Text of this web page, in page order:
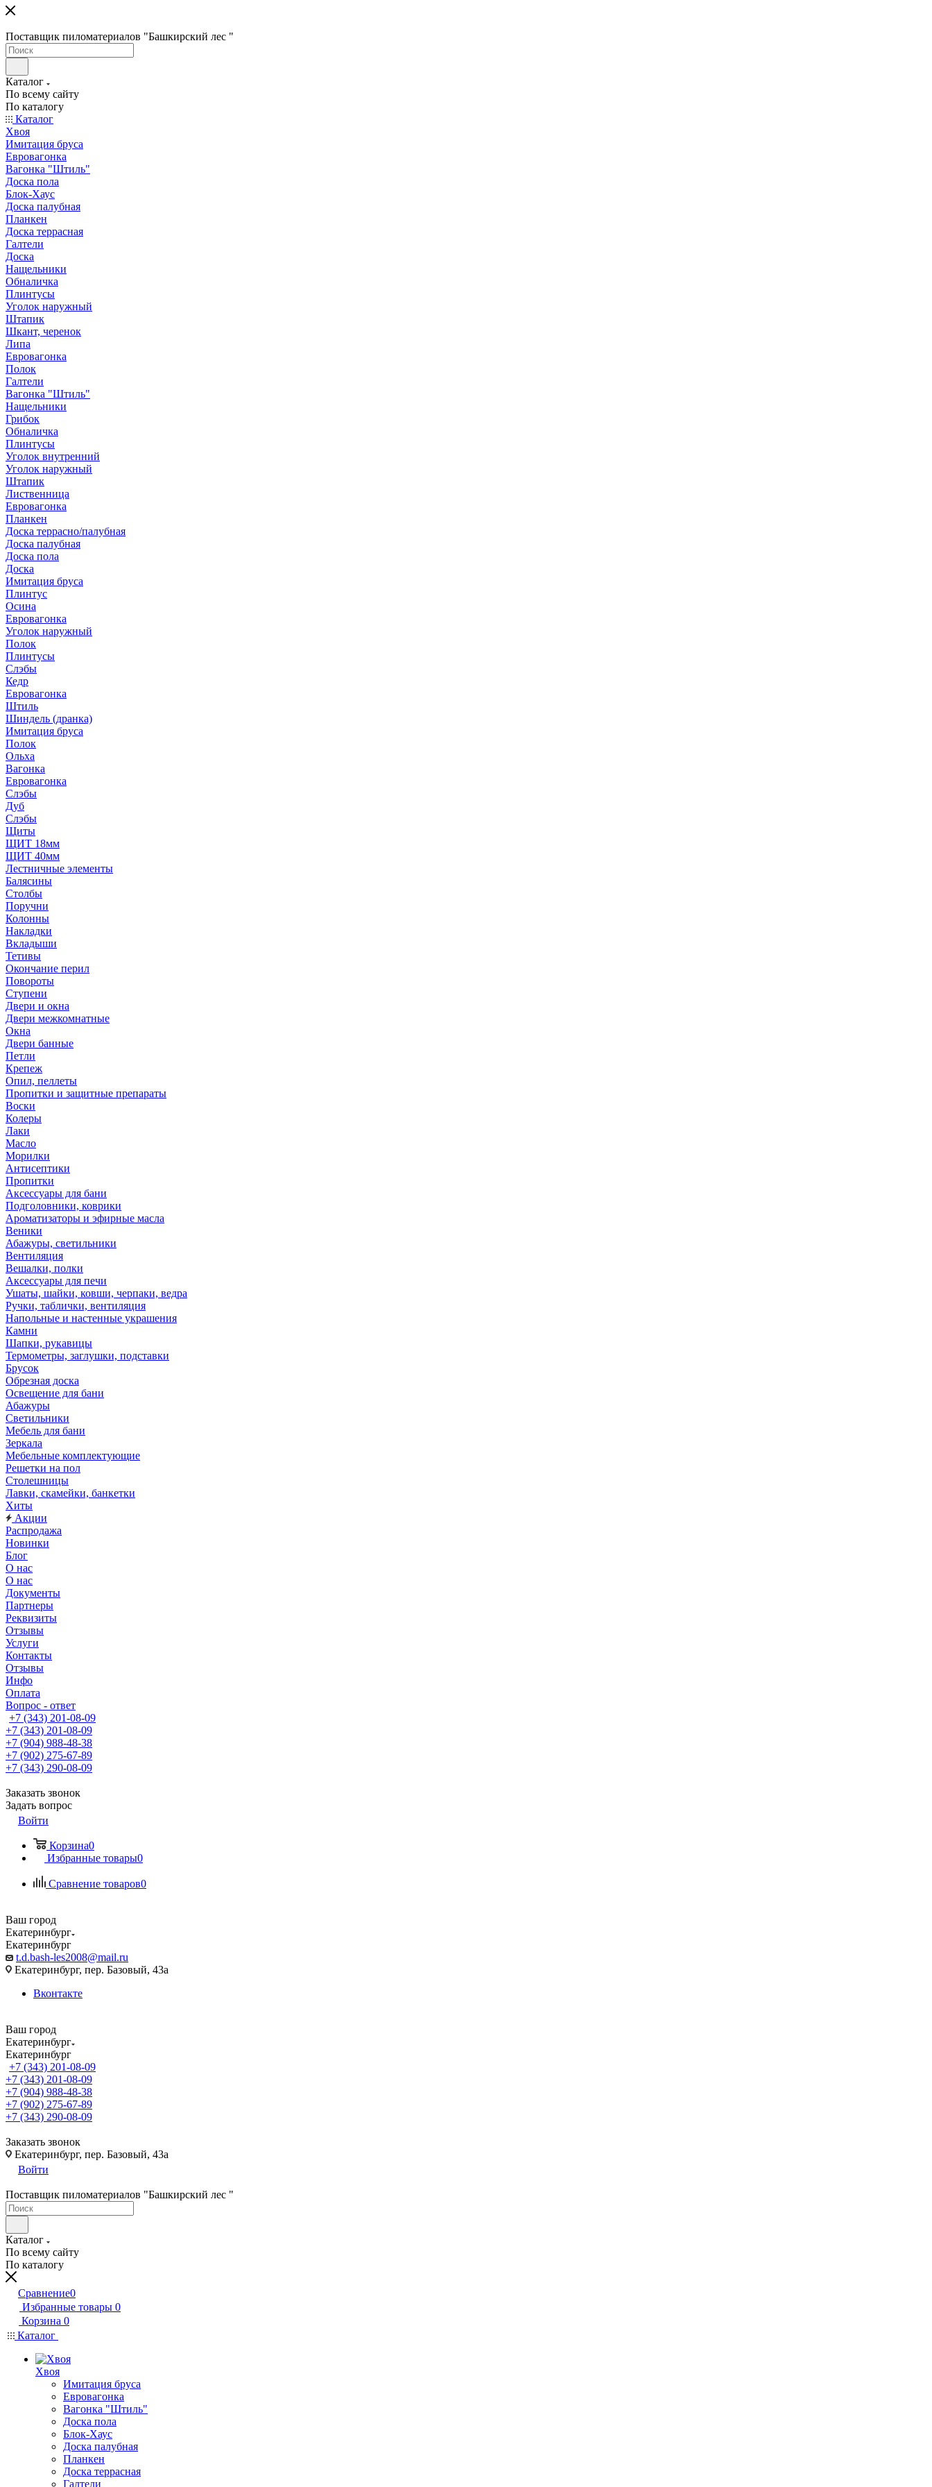
Поставщик пиломатериалов "Башкирский лес "
Каталог
По всему сайту
По каталогу
Каталог
Хвоя
Имитация бруса
Евровагонка
Вагонка "Штиль"
Доска пола
Блок-Хаус
Доска палубная
Планкен
Доска террасная
Галтели
Доска
Нащельники
Обналичка
Плинтусы
Уголок наружный
Штапик
Шкант, черенок
Липа
Евровагонка
Полок
Галтели
Вагонка "Штиль"
Нащельники
Грибок
Обналичка
Плинтусы
Уголок внутренний
Уголок наружный
Штапик
Лиственница
Евровагонка
Планкен
Доска террасно/палубная
Доска палубная
Доска пола
Доска
Имитация бруса
Плинтус
Осина
Евровагонка
Уголок наружный
Полок
Плинтусы
Слэбы
Кедр
Евровагонка
Штиль
Шиндель (дранка)
Имитация бруса
Полок
Ольха
Вагонка
Евровагонка
Слэбы
Дуб
Слэбы
Щиты
ЩИТ 18мм
ЩИТ 40мм
Лестничные элементы
Балясины
Столбы
Поручни
Колонны
Накладки
Вкладыши
Тетивы
Окончание перил
Повороты
Ступени
Двери и окна
Двери межкомнатные
Окна
Двери банные
Петли
Крепеж
Опил, пеллеты
Пропитки и защитные препараты
Воски
Колеры
Лаки
Масло
Морилки
Антисептики
Пропитки
Аксессуары для бани
Подголовники, коврики
Ароматизаторы и эфирные масла
Веники
Абажуры, светильники
Вентиляция
Вешалки, полки
Аксессуары для печи
Ушаты, шайки, ковши, черпаки, ведра
Ручки, таблички, вентиляция
Напольные и настенные украшения
Камни
Шапки, рукавицы
Термометры, заглушки, подставки
Брусок
Обрезная доска
Освещение для бани
Абажуры
Светильники
Мебель для бани
Зеркала
Мебельные комплектующие
Решетки на пол
Столешницы
Лавки, скамейки, банкетки
Хиты
Акции
Распродажа
Новинки
Блог
О нас
О нас
Документы
Партнеры
Реквизиты
Отзывы
Услуги
Контакты
Отзывы
Инфо
Оплата
Вопрос - ответ
+7 (343) 201-08-09
+7 (343) 201-08-09
+7 (904) 988-48-38
+7 (902) 275-67-89
+7 (343) 290-08-09
Заказать звонок
Задать вопрос
Войти
Корзина0
Избранные товары0
Сравнение товаров0
Ваш город
Екатеринбург
Екатеринбург
t.d.bash-les2008@mail.ru
Екатеринбург, пер. Базовый, 43а
Вконтакте
Ваш город
Екатеринбург
Екатеринбург
+7 (343) 201-08-09
+7 (343) 201-08-09
+7 (904) 988-48-38
+7 (902) 275-67-89
+7 (343) 290-08-09
Заказать звонок
Екатеринбург, пер. Базовый, 43а
Войти
Поставщик пиломатериалов "Башкирский лес "
Каталог
По всему сайту
По каталогу
Сравнение0
Избранные товары 0
Корзина 0
Каталог
Хвоя
Имитация бруса
Евровагонка
Вагонка "Штиль"
Доска пола
Блок-Хаус
Доска палубная
Планкен
Доска террасная
Галтели